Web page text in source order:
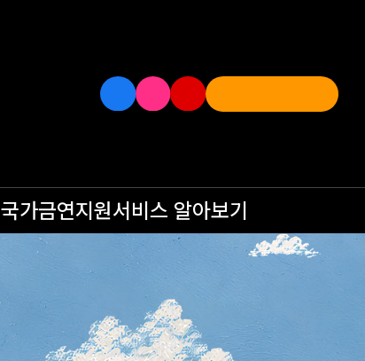
국가금연지원서비스 알아보기